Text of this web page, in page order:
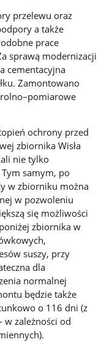
przelewu oraz
a także
prace
sprawą modernizacji
cementacyjna
Zamontowano
ochrony przed
zbiornika Wisła
nie tylko
samym, po
w zbiorniku można
w pozwoleniu
się możliwości
zbiornika w
suszy, przy
dla
normalnej
będzie także
o 116 dni (z
zależności od